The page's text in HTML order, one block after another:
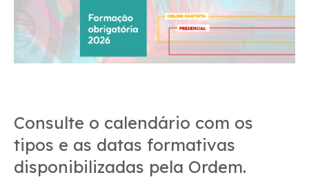
Consulte o calendário com os
tipos e as datas formativas
disponibilizadas pela Ordem.